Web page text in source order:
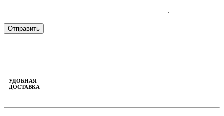
УДОБНАЯ
ДОСТАВКА